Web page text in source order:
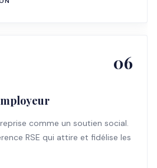
06
comme un soutien social.
RSE qui attire et fidélise les